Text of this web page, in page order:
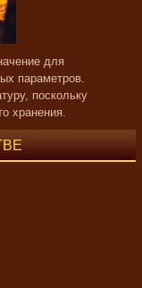
для
параметров.
поскольку
хранения.